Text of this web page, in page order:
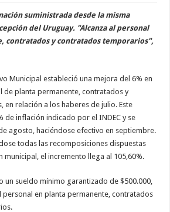
suministrada desde la misma
del Uruguay. "Alcanza al personal
contratados y contratados temporarios",
Municipal estableció una mejora del 6% en
de planta permanente, contratados y
relación a los haberes de julio. Este
de inflación indicado por el INDEC y se
agosto, haciéndose efectivo en septiembre.
todas las recomposiciones dispuestas
municipal, el incremento llega al 105,60%.
un sueldo mínimo garantizado de $500.000,
personal en planta permanente, contratados